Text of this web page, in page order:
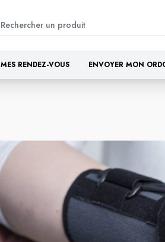
MES RENDEZ-VOUS ENVOYER MON